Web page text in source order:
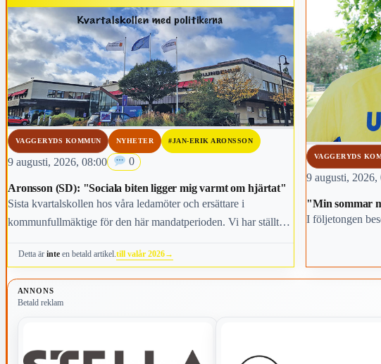
VAGGERYDS KOMMUN NYHETER #JAN-ERIK ARONSSON
9 augusti, 2026, 08:00 0
Aronsson (SD): "Sociala biten ligger mig varmt om hjärtat"
Sista kvartalskollen hos våra ledamöter och ersättare i
kommunfullmäktige för den här mandatperioden. Vi har ställt
varit viktigast för dig under den här mandatperioden, vilken
fråga är viktigast för kommunens invånare i höst och vem anses
vara den mest kända personen i kommunen.
Detta ärinte en betald artikel.till valår 2026→
VAGGERYDS
9 augusti, 2026,
"Min sommar
I följetongen
ANNONS
Betald reklam